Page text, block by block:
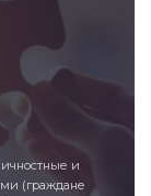
и
(граждане